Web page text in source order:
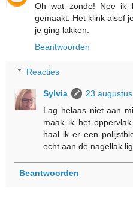
Oh wat zonde! Nee ik
gemaakt. Het klink alsof
je ging lakken.
Beantwoorden
Reacties
Sylvia
23
Lag helaas niet aan
maak ik het
haal ik er een
echt aan de nagellak
Beantwoorden